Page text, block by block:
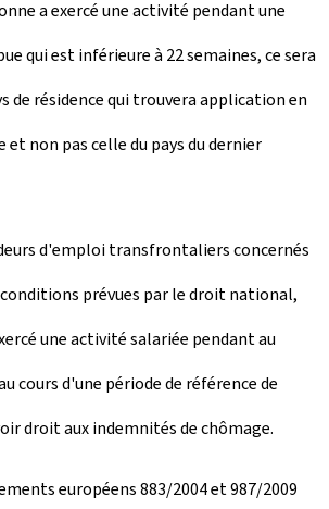
a exercé une activité pendant une
qui est inférieure à 22 semaines, ce sera
de résidence qui trouvera application en
et non pas celle du pays du dernier
d'emploi transfrontaliers concernés
prévues par le droit national,
une activité salariée pendant au
cours d'une période de référence de
droit aux indemnités de chômage.
européens 883/2004 et 987/2009